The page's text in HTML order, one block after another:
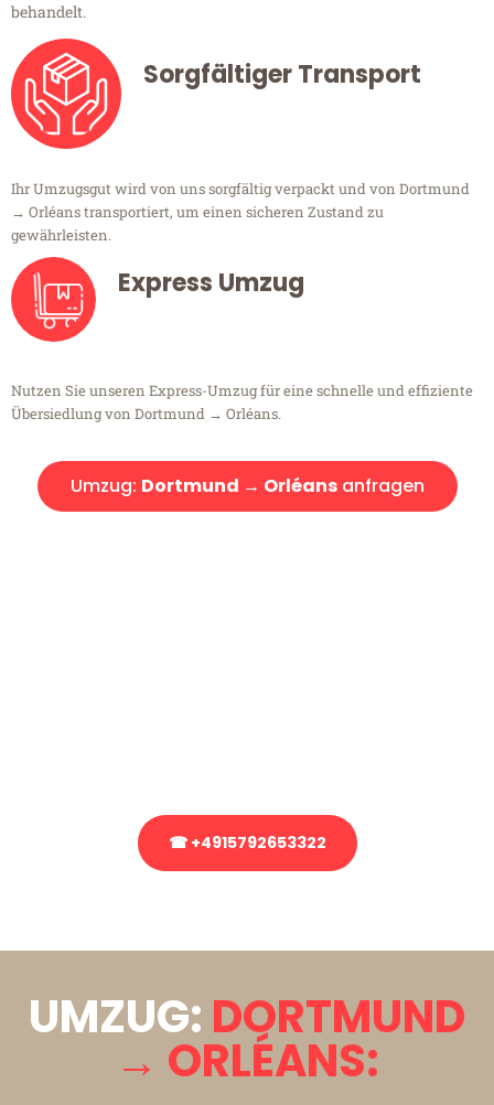
behandelt.
Sorgfältiger Transport
Ihr Umzugsgut wird von uns sorgfältig verpackt und von Dortmund
→ Orléans transportiert, um einen sicheren Zustand zu
gewährleisten.
Express Umzug
Nutzen Sie unseren Express-Umzug für eine schnelle und effiziente
Übersiedlung von Dortmund → Orléans.
Umzug: Dortmund → Orléansanfragen
☎ +4915792653322
UMZUG: DORTMUND
→ ORLÉANS: